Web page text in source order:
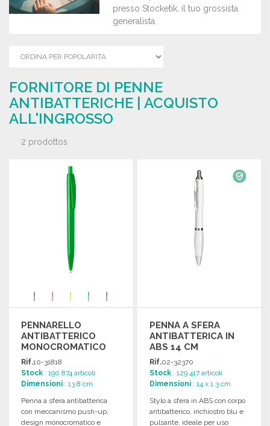
presso Stocketik, il tuo grossista
generalista.
FORNITORE DI PENNE
ANTIBATTERICHE | ACQUISTO
ALL'INGROSSO
2 prodottos
PENNARELLO
ANTIBATTERICO
MONOCROMATICO
BLU 0,7 MM
Rif.10-31818
Stock : 190 874 articoli
Dimensioni : 13.8 cm
Penna a sfera antibatterica
con meccanismo push-up,
design monocromatico e
PENNA A SFERA
ANTIBATTERICA IN
ABS 14 CM
Rif.02-32370
Stock : 129 417 articoli
Dimensioni : 14 x 1.3 cm
Stylo a sfera in ABS con corpo
antibatterico, inchiostro blu e
pulsante, ideale per uso